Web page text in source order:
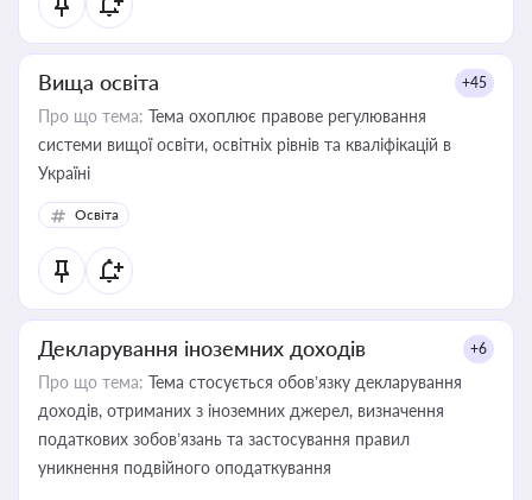
Вища освіта +45
Про що тема: Тема охоплює правове регулювання
системи вищої освіти, освітніх рівнів та кваліфікацій в
Україні
Освіта
Декларування іноземних доходів +6
Про що тема: Тема стосується обов’язку декларування
доходів, отриманих з іноземних джерел, визначення
податкових зобов’язань та застосування правил
уникнення подвійного оподаткування